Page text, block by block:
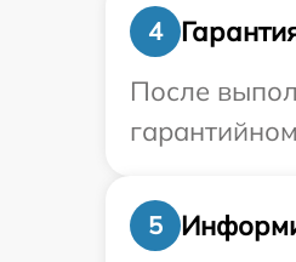
4
После
5